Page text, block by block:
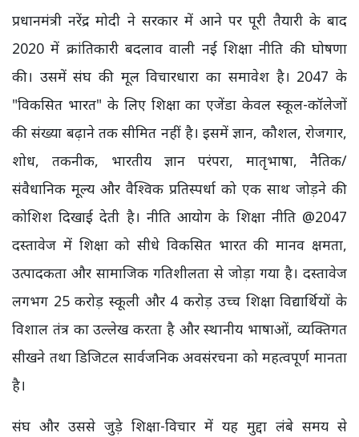
प्रधानमंत्री नरेंद्र मोदी ने सरकार में आने पर पूरी तैयारी के बाद
2020 में क्रांतिकारी बदलाव वाली नई शिक्षा नीति की घोषणा
की। उसमें संघ की मूल विचारधारा का समावेश है। 2047 के
"विकसित भारत" के लिए शिक्षा का एजेंडा केवल स्कूल-कॉलेजों
की संख्या बढ़ाने तक सीमित नहीं है। इसमें ज्ञान, कौशल, रोजगार,
शोध, तकनीक, भारतीय ज्ञान परंपरा, मातृभाषा, नैतिक/
संवैधानिक मूल्य और वैश्विक प्रतिस्पर्धा को एक साथ जोड़ने की
कोशिश दिखाई देती है। नीति आयोग के शिक्षा नीति @2047
दस्तावेज में शिक्षा को सीधे विकसित भारत की मानव क्षमता,
उत्पादकता और सामाजिक गतिशीलता से जोड़ा गया है। दस्तावेज
लगभग 25 करोड़ स्कूली और 4 करोड़ उच्च शिक्षा विद्यार्थियों के
विशाल तंत्र का उल्लेख करता है और स्थानीय भाषाओं, व्यक्तिगत
सीखने तथा डिजिटल सार्वजनिक अवसंरचना को महत्वपूर्ण मानता
है।
संघ और उससे जुड़े शिक्षा-विचार में यह मुद्दा लंबे समय से